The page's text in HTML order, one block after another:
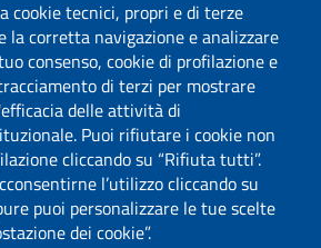
cookie tecnici, propri e di terze
la corretta navigazione e analizzare
consenso, cookie di profilazione e
di terzi per mostrare
delle attività di
Puoi rifiutare i cookie non
cliccando su “Rifiuta tutti”.
l’utilizzo cliccando su
puoi personalizzare le tue scelte
dei cookie”.